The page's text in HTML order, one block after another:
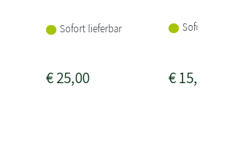
Sofort lieferbar
€25,00
Sofort
€15,00